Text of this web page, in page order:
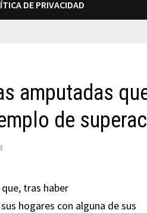
DE PRIVACIDAD
amputadas
de
tras haber
hogares con alguna de sus